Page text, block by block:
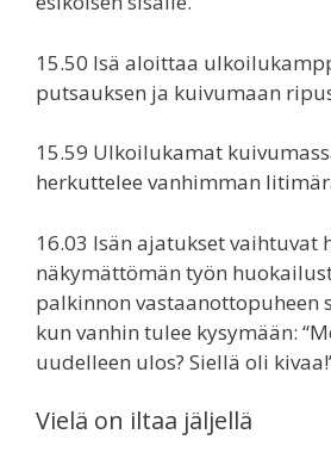
15.50 Isä aloittaa
putsauksen ja kuivumaan
15.59 Ulkoilukamat
herkuttelee vanhimman
16.03 Isän ajatukset vaihtuvat
näkymättömän työn
palkinnon vastaanottopuheen
kun vanhin tulee kysymään:
uudelleen ulos? Siellä oli
Vielä on iltaa jäljellä